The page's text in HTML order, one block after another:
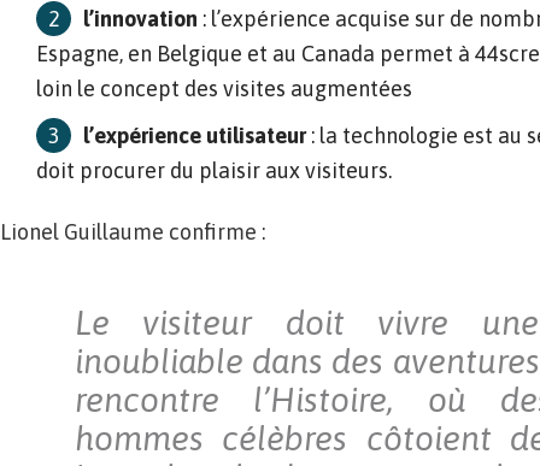
l’innovation : l’expérience acquise sur de
Espagne, en Belgique et au Canada permet à
loin le concept des visites augmentées
l’expérience utilisateur: la technologie est au
doit procurer du plaisir aux visiteurs.
Lionel Guillaume confirme :
Le visiteur doit vivre
inoubliable dans des
rencontre l’Histoire, où
hommes célèbres côtoient